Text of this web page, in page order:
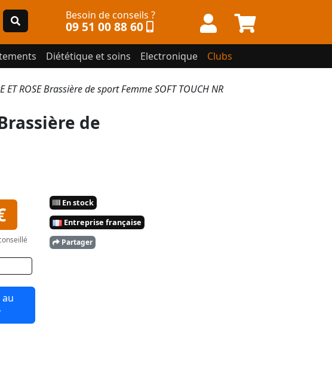
Besoin de conseils ?
09 51 00 88 60
Diététique et soins Electronique Clubs
ET ROSE Brassière de sport Femme SOFT TOUCH NR
Brassière de
En stock
Entreprise française
Partager